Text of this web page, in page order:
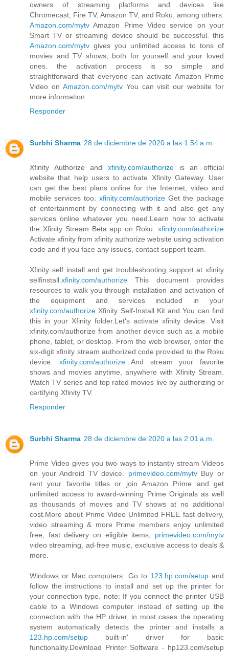
owners of streaming platforms and devices like
Chromecast, Fire TV, Amazon TV, and Roku, among others.
Amazon.com/mytv Amazon Prime Video service on your
Smart TV or streaming device should be successful. this
Amazon.com/mytv gives you unlimited access to tons of
movies and TV shows, both for yourself and your loved
ones. the activation process is so simple and
straightforward that everyone can activate Amazon Prime
Video on Amazon.com/mytvYou can visit our website for
more information.
Responder
Surbhi Sharma 28 de diciembre de 2020 a las 1:54 a.m.
Xfinity Authorize and xfinity.com/authorize is an official
website that help users to activate Xfinity Gateway. User
can get the best plans online for the Internet, video and
mobile services too. xfinity.com/authorize Get the package
of entertainment by connecting with it and also get any
services online whatever you need.Learn how to activate
the Xfinity Stream Beta app on Roku. xfinity.com/authorize
Activate xfinity from xfinity authorize website using activation
code and if you face any issues, contact support team.
Xfinity self install and get troubleshooting support at xfinity
selfinstall.xfinity.com/authorize This document provides
resources to walk you through installation and activation of
the equipment and services included in your
xfinity.com/authorize Xfinity Self-Install Kit and You can find
this in your Xfinity folder.Let's activate xfinity device. Visit
xfinity.com/authorize from another device such as a mobile
phone, tablet, or desktop. From the web browser, enter the
six-digit xfinity stream authorized code provided to the Roku
device. xfinity.com/authorizeAnd stream your favorite
shows and movies anytime, anywhere with Xfinity Stream.
Watch TV series and top rated movies live by authorizing or
certifying Xfinity TV.
Responder
Surbhi Sharma 28 de diciembre de 2020 a las 2:01 a.m.
Prime Video gives you two ways to instantly stream Videos
on your Android TV device. primevideo.com/mytvBuy or
rent your favorite titles or join Amazon Prime and get
unlimited access to award-winning Prime Originals as well
as thousands of movies and TV shows at no additional
cost.More about Prime Video Unlimited FREE fast delivery,
video streaming & more Prime members enjoy unlimited
free, fast delivery on eligible items, primevideo.com/mytv
video streaming, ad-free music, exclusive access to deals &
more.
Windows or Mac computers: Go to 123.hp.com/setupand
follow the instructions to install and set up the printer for
your connection type. note: If you connect the printer USB
cable to a Windows computer instead of setting up the
connection with the HP driver, in most cases the operating
system automatically detects the printer and installs a
123.hp.com/setup built-in' driver for basic
functionality.Download Printer Software - hp123.com/setup